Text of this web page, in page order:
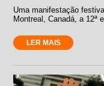
Uma manifestação
Montreal, Canadá, a 12ª
LER MAIS